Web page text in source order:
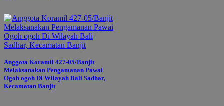
Anggota Koramil 427-05/Banjit
Melaksanakan Pengamanan Pawai
Ogoh ogoh Di Wilayah Bali Sadhar,
Kecamatan Banjit